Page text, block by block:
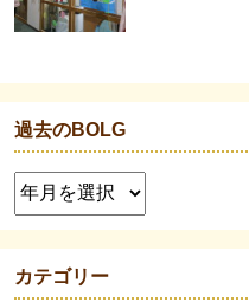
過去のBOLG
カテゴリー